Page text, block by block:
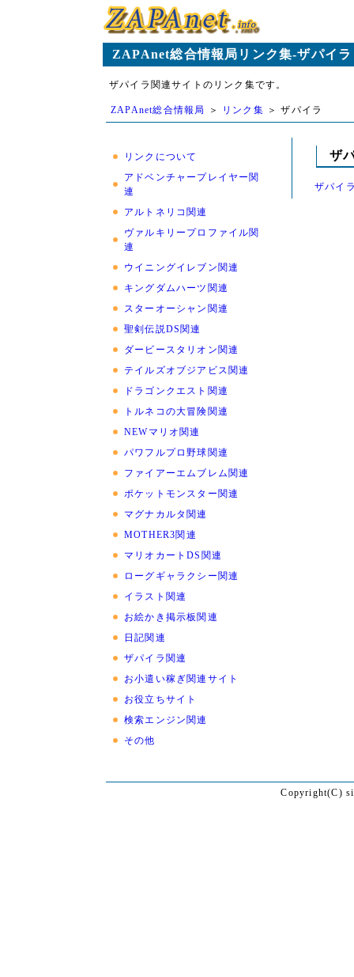
ZAPAnet総合情報局リンク集-ザパイラ
ザパイラ関連サイトのリンク集です。
ZAPAnet総合情報局 ＞ リンク集 ＞ ザパイラ
リンクについて
アドベンチャープレイヤー関
連
アルトネリコ関連
ヴァルキリープロファイル関
連
ウイニングイレブン関連
キングダムハーツ関連
スターオーシャン関連
聖剣伝説DS関連
ダービースタリオン関連
テイルズオブジアビス関連
ドラゴンクエスト関連
トルネコの大冒険関連
NEWマリオ関連
パワフルプロ野球関連
ファイアーエムブレム関連
ポケットモンスター関連
マグナカルタ関連
MOTHER3関連
マリオカートDS関連
ローグギャラクシー関連
イラスト関連
お絵かき掲示板関連
日記関連
ザパイラ関連
お小遣い稼ぎ関連サイト
お役立ちサイト
検索エンジン関連
その他
ザ
ザパイ
Copyright(C)